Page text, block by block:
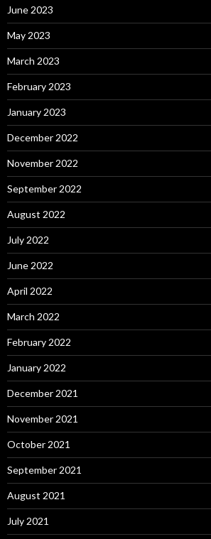
June 2023
May 2023
March 2023
February 2023
January 2023
December 2022
November 2022
September 2022
August 2022
July 2022
June 2022
April 2022
March 2022
February 2022
January 2022
December 2021
November 2021
October 2021
September 2021
August 2021
July 2021